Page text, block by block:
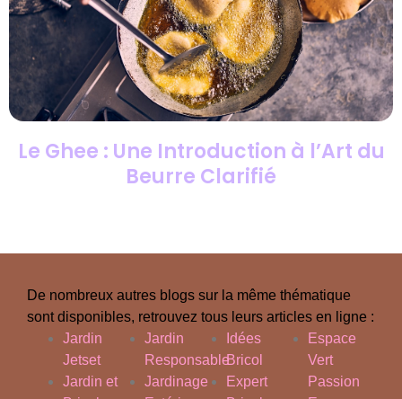
Le Ghee : Une Introduction à l’Art du
Beurre Clarifié
De nombreux autres blogs sur la même thématique
sont disponibles, retrouvez tous leurs articles en ligne :
Jardin
Jetset
Jardin et
Jardin
Responsable
Jardinage
Idées
Bricol
Expert
Espace
Vert
Passion